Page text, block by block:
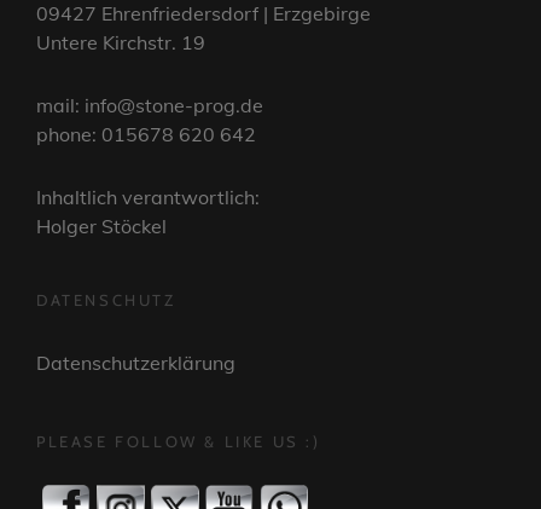
09427 Ehrenfriedersdorf | Erzgebirge
Untere Kirchstr. 19
mail: info@stone-prog.de
phone: 015678 620 642
Inhaltlich verantwortlich:
Holger Stöckel
DATENSCHUTZ
Datenschutzerklärung
PLEASE FOLLOW & LIKE US :)